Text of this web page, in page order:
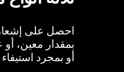
احصل على
بمقدار معين،
أو بمجرد